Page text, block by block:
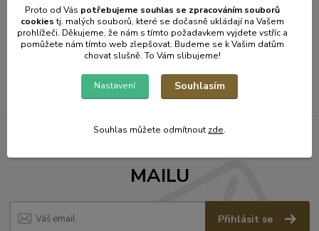
Zahradní kalendář - únor.
číst celé
Zobrazit všechny články
MAILU
Přihlásit se
Proto od Vás potřebujeme souhlas se zpracováním souborů
cookiestj. malých souborů, které se dočasně ukládají na Vašem
prohlížeči. Děkujeme, že nám s tímto požadavkem vyjdete vstříc a
pomůžete nám tímto web zlepšovat. Budeme se k Vašim datům
chovat slušně. To Vám slibujeme!
Nastavení Souhlasím
Souhlas můžete odmítnout zde.